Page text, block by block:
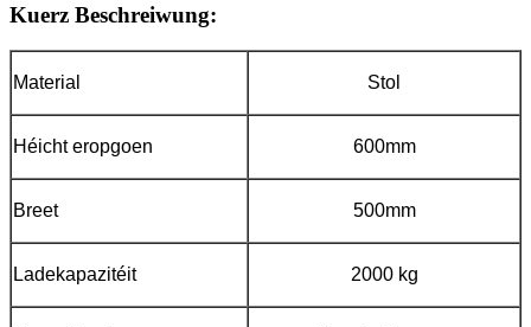
Kuerz Beschreiwung:
Material Stol
Héicht eropgoen 600mm
Breet 500mm
Ladekapazitéit 2000 kg